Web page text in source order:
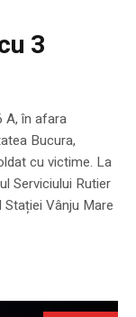
3
A, în afara
Bucura,
cu victime. La
Serviciului Rutier
Vânju Mare